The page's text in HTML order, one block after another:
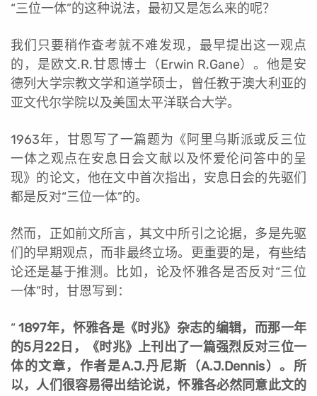
“三位一体”的这种说法，最初又是怎么来的呢？
我们只要稍作查考就不难发现，最早提出这一观点
的，是欧文.R.甘恩博士（Erwin R.Gane）。他是安
德列大学宗教文学和道学硕士，曾任教于澳大利亚的
亚文代尔学院以及美国太平洋联合大学。
1963年，甘恩写了一篇题为《阿里乌斯派或反三位
一体之观点在安息日会文献以及怀爱伦问答中的呈
现》的论文，他在文中首次指出，安息日会的先驱们
都是反对“三位一体”的。
然而，正如前文所言，其文中所引之论据，多是先驱
们的早期观点，而非最终立场。更重要的是，有些结
论还是基于推测。比如，论及怀雅各是否反对“三位
一体”时，甘恩写到：
“ 1897年，怀雅各是《时兆》杂志的编辑，而那一年
的5月22日，《时兆》上刊出了一篇强烈反对三位一
体的文章，作者是A.J.丹尼斯（A.J.Dennis）。所
以，人们很容易得出结论说，怀雅各必然同意此文的